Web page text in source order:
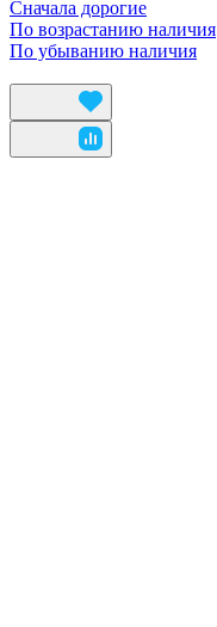
Сначала дорогие
По возрастанию наличия
По убыванию наличия